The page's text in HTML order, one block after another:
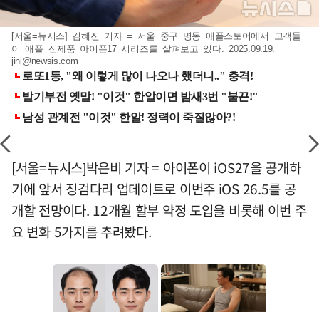
[서울=뉴시스] 김혜진 기자 = 서울 중구 명동 애플스토어에서 고객들
이 애플 신제품 아이폰17 시리즈를 살펴보고 있다. 2025.09.19.
jini@newsis.com
[서울=뉴시스]박은비 기자 = 아이폰이 iOS27을 공개하
기에 앞서 징검다리 업데이트로 이번주 iOS 26.5를 공
개할 전망이다. 12개월 할부 약정 도입을 비롯해 이번 주
요 변화 5가지를 추려봤다.